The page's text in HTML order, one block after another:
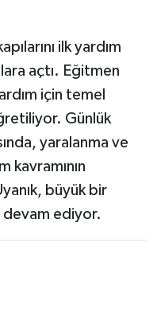
ilk yardım
açtı. Eğitmen
için temel
Günlük
yaralanma ve
kavramının
büyük bir
ediyor.